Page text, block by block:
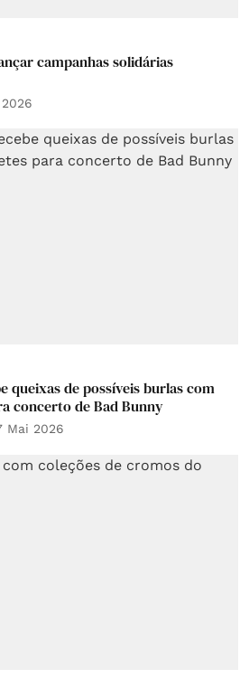
campanhas solidárias
queixas de possíveis burlas com
concerto de Bad Bunny
Mai 2026